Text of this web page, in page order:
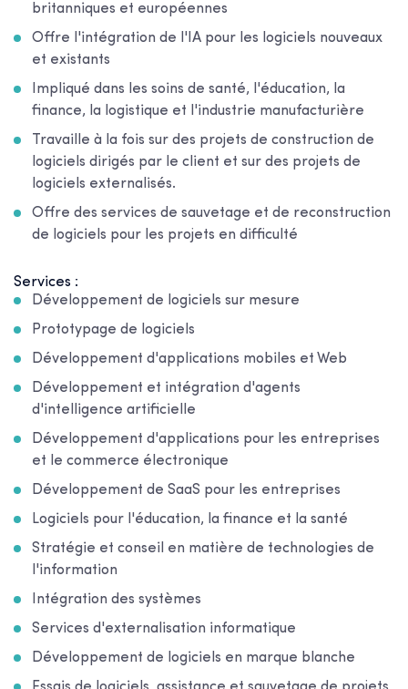
britanniques et européennes
Offre l'intégration de l'IA pour les logiciels nouveaux
et existants
Impliqué dans les soins de santé, l'éducation, la
finance, la logistique et l'industrie manufacturière
Travaille à la fois sur des projets de construction de
logiciels dirigés par le client et sur des projets de
logiciels externalisés.
Offre des services de sauvetage et de reconstruction
de logiciels pour les projets en difficulté
Services :
Développement de logiciels sur mesure
Prototypage de logiciels
Développement d'applications mobiles et Web
Développement et intégration d'agents
d'intelligence artificielle
Développement d'applications pour les entreprises
et le commerce électronique
Développement de SaaS pour les entreprises
Logiciels pour l'éducation, la finance et la santé
Stratégie et conseil en matière de technologies de
l'information
Intégration des systèmes
Services d'externalisation informatique
Développement de logiciels en marque blanche